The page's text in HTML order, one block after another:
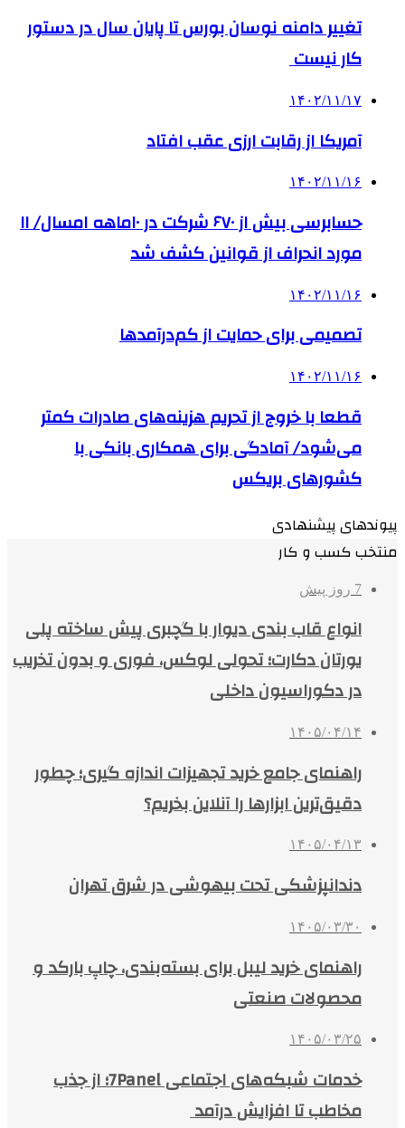
تغییر دامنه نوسان بورس تا پایان سال در دستور
کار نیست
۱۴۰۲/۱۱/۱۷
آمریکا از رقابت ارزی عقب افتاد
۱۴۰۲/۱۱/۱۶
حسابرسی بیش از ۶۷۰ شرکت در ۱۰ماهه امسال/ ۱۱
مورد انحراف از قوانین کشف شد
۱۴۰۲/۱۱/۱۶
تصمیمی برای حمایت از کم‌درآمدها
۱۴۰۲/۱۱/۱۶
قطعا با خروج از تحریم هزینه‌های صادرات کمتر
می‌شود/ آمادگی برای همکاری بانکی با
کشورهای بریکس
پیوندهای پیشنهادی
منتخب کسب و کار
7 روز پیش
انواع قاب بندی دیوار با گچبری پیش ساخته پلی
یورتان دکارت؛ تحولی لوکس، فوری و بدون تخریب
در دکوراسیون داخلی
۱۴۰۵/۰۴/۱۴
راهنمای جامع خرید تجهیزات اندازه گیری؛ چطور
دقیق‌ترین ابزارها را آنلاین بخریم؟
۱۴۰۵/۰۴/۱۳
دندانپزشکی تحت بیهوشی در شرق تهران
۱۴۰۵/۰۳/۳۰
راهنمای خرید لیبل برای بسته‌بندی، چاپ بارکد و
محصولات صنعتی
۱۴۰۵/۰۳/۲۵
خدمات شبکه‌های اجتماعی 7Panel؛ از جذب
مخاطب تا افزایش درآمد